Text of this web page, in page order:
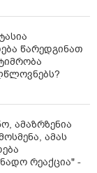
წარედგინათ
ამაზრზენია
ამას
რეაქცია" -